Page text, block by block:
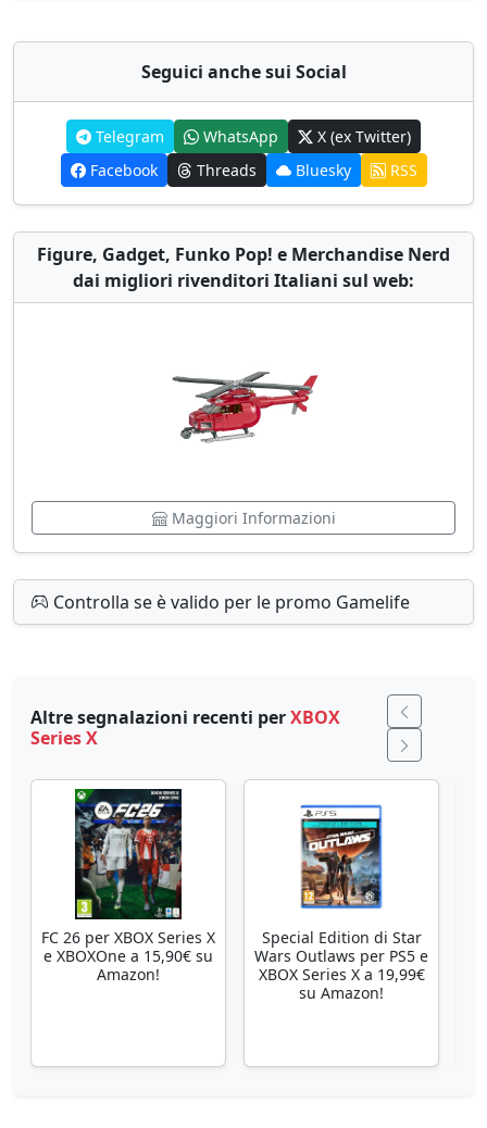
Seguici anche sui Social
Telegram WhatsApp
X (ex Twitter)
Facebook
Threads Bluesky RSS
Figure, Gadget, Funko Pop! e Merchandise Nerd
dai migliori rivenditori Italiani sul web:
Maggiori Informazioni
Controlla se è valido per le promo Gamelife
Altre segnalazioni recenti perXBOX
Series X
FC 26 per XBOX Series X
e XBOXOne a 15,90€ su
Amazon!
Special Edition di Star
Wars Outlaws per PS5 e
XBOX Series X a 19,99€
su Amazon!